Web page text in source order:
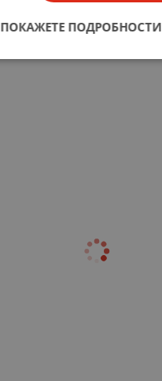
ПОКАЖЕТЕ ПОДРОБНОСТИ